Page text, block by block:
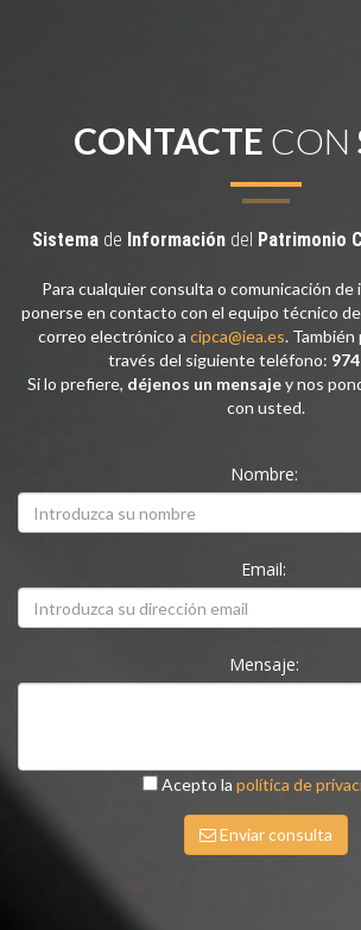
CONTACTE CON
Sistema de Información del Patrimonio
Para cualquier consulta o comunicación
ponerse en contacto con el equipo técnico
correo electrónico a cipca@iea.es.
través del siguiente teléfono:
Si lo prefiere, déjenos un mensajey nos
con usted.
Nombre:
Email:
Mensaje:
Acepto la política de
Enviar consulta